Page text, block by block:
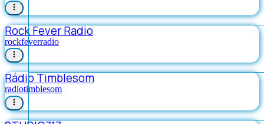
Rock Fever Radio
rockfeverradio
Rádio Timblesom
radiotimblesom